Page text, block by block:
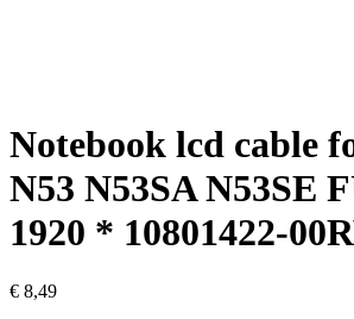
Notebook lcd cable
N53 N53SA N53SE
1920 * 10801422-
€ 8,49